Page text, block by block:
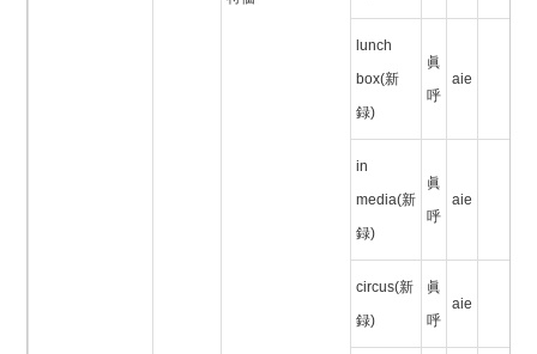
lunch
box(新
録)
眞
呼
aie
in
media(新
録)
眞
呼
aie
circus(新
録)
眞
呼
aie